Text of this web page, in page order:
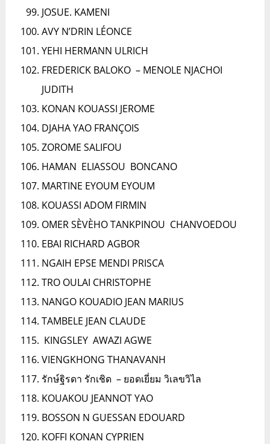
JOSUE. KAMENI
AVY N’DRIN LÉONCE
YEHI HERMANN ULRICH
FREDERICK BALOKO – MENOLE NJACHOI
JUDITH
KONAN KOUASSI JEROME
DJAHA YAO FRANÇOIS
ZOROME SALIFOU
HAMAN ELIASSOU BONCANO
MARTINE EYOUM EYOUM
KOUASSI ADOM FIRMIN
OMER SÈVÈHO TANKPINOU CHANVOEDOU
EBAI RICHARD AGBOR
NGAIH EPSE MENDI PRISCA
TRO OULAI CHRISTOPHE
NANGO KOUADIO JEAN MARIUS
TAMBELE JEAN CLAUDE
KINGSLEY AWAZI AGWE
VIENGKHONG THANAVANH
รักษ์ฐิรดา​ รักเชิด – ยอดเยี่ยม วิเลขวิไล
KOUAKOU JEANNOT YAO
BOSSON N GUESSAN EDOUARD
KOFFI KONAN CYPRIEN